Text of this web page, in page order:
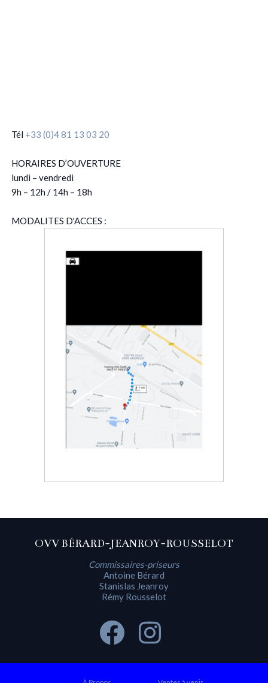
Tél +33 (0)4 81 13 03 20
HORAIRES D’OUVERTURE
lundi – vendredi
9h – 12h / 14h – 18h
MODALITES D'ACCES :
OVV BÉRARD-JEANROY-ROUSSELOT
Commissaires-priseurs
Antoine Bérard
Stanislas Jeanroy
Rémy Rousselot